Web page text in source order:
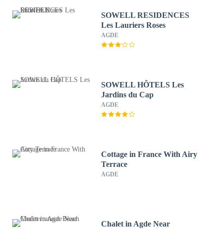
SOWELL RESIDENCES
Les Lauriers Roses
AGDE
SOWELL HÔTELS Les
Jardins du Cap
AGDE
Cottage in France With Airy
Terrace
AGDE
Chalet in Agde Near